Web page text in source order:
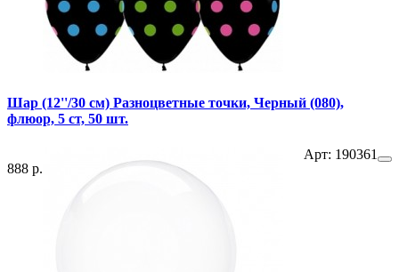
Шар (12''/30 см) Разноцветные точки, Черный (080),
флюор, 5 ст, 50 шт.
888 р.
Арт: 190361